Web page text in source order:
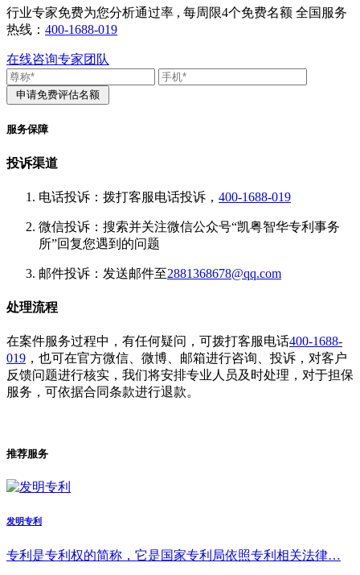
行业专家免费为您分析通过率 , 每周限4个免费名额 全国服务
热线： 400-1688-019
在线咨询专家团队
服务保障
投诉渠道
电话投诉：拨打客服电话投诉， 400-1688-019
微信投诉：搜索并关注微信公众号“凯粤智华专利事务
所”回复您遇到的问题
邮件投诉：发送邮件至2881368678@qq.com
处理流程
在案件服务过程中，有任何疑问，可拨打客服电话400-1688-
019 ，也可在官方微信、微博、邮箱进行咨询、投诉，对客户
反馈问题进行核实，我们将安排专业人员及时处理，对于担保
服务，可依据合同条款进行退款。
推荐服务
发明专利
专利是专利权的简称，它是国家专利局依照专利相关法律…